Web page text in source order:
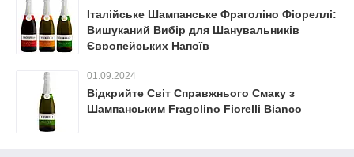
Італійське Шампанське Фраголіно Фіореллі:
Вишуканий Вибір для Шанувальників
Європейських Напоїв
01.09.2024
Відкрийте Світ Справжнього Смаку з
Шампанським Fragolino Fiorelli Bianco